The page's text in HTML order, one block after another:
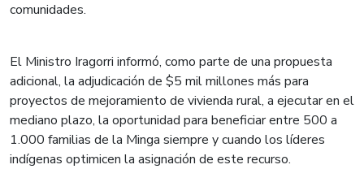
comunidades.
​​​​​El Ministro Iragorri informó, como parte de una propuesta
adicional, la adjudicación de $5 mil millones más para
proyectos de mejoramiento de vivienda rural, a ejecutar en el
mediano plazo, la oportunidad para beneficiar entre 500 a
1.000 familias de la Minga siempre y cuando los líderes
indígenas optimicen la asignación de este recurso.